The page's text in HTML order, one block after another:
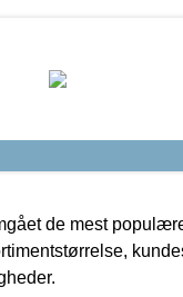
de mest